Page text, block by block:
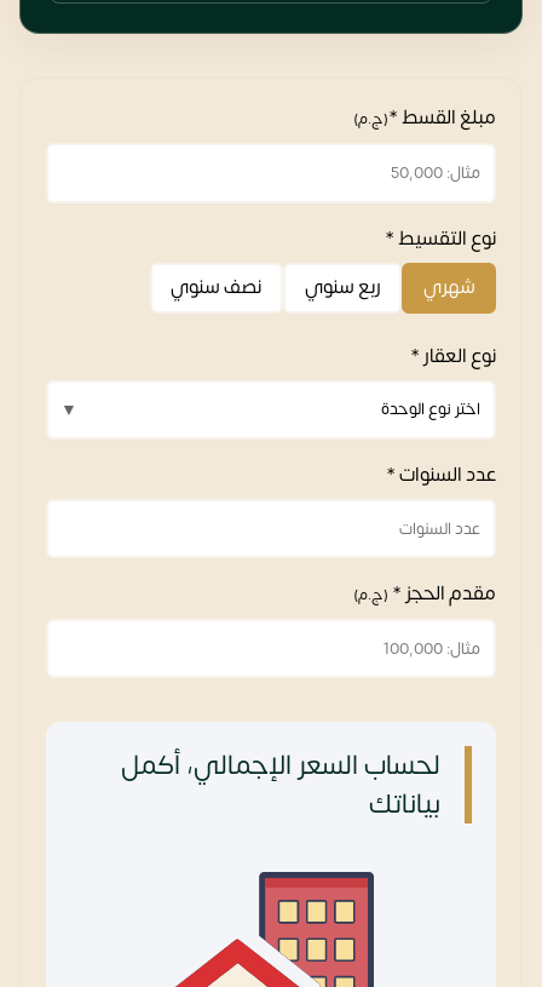
مبلغ القسط *(ج.م)
نوع التقسيط *
شهري
ربع سنوي نصف سنوي
نوع العقار *
عدد السنوات *
مقدم الحجز * (ج.م)
لحساب السعر الإجمالي، أكمل
بياناتك